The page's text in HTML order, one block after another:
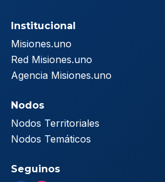
Institucional
Misiones.uno
Red Misiones.uno
Agencia Misiones.uno
Nodos
Nodos Territoriales
Nodos Temáticos
Seguinos